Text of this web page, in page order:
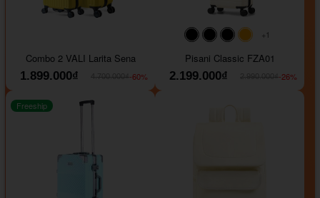
Combo 2 VALI Larita Sena
1.899.000₫
-60%
#000000#000000
#000000
#ffa500
+1
Pisani Classic FZA01
2.199.000₫
-26%
Freeship